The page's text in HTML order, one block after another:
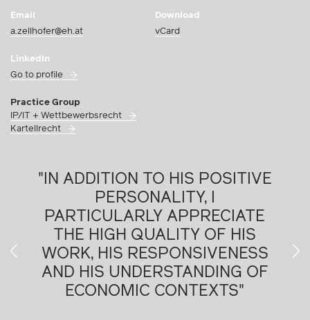
Email
a.zellhofer@eh.at
Download
vCard
LinkedIn
Go to profile
Practice Group
IP/IT + Wettbewerbsrecht
Kartellrecht
"ANDREAS ZELLHOFER
OFTEN ASSISTS CLIENTS
WITH THE COMPETITION LAW
ASPECTS OF DISTRIBUTION
AGREEMENTS. IN ADDITION,
HE REPRESENTS CLIENTS IN
HIGH-PROFILE CARTEL